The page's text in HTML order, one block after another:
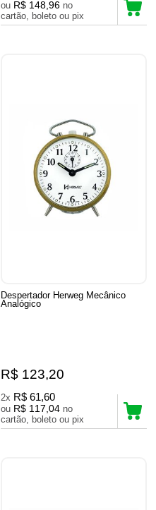
ou R$ 148,96 no
cartão, boleto ou pix
Despertador Herweg Mecânico
Analógico
R$ 123,20
2x R$ 61,60
ou R$ 117,04 no
cartão, boleto ou pix